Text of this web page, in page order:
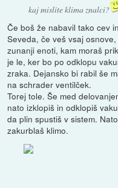
kaj mislite klima znalci?
Če boš že nabavil tako cev
Seveda, če veš vsaj
zunanji enoti, kam moraš
je le, ker bo po odklopu
zraka. Dejansko bi rabil še
na schrader ventilček.
Torej tole. Še med
nato izklopiš in odklopiš
da plin spustiš v sistem.
zakurblaš klimo.